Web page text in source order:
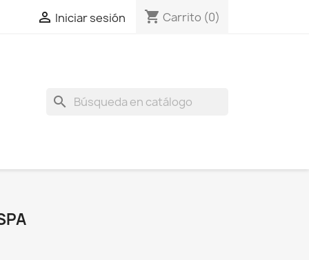
 Iniciar sesión shopping_cart Carrito (0)
search